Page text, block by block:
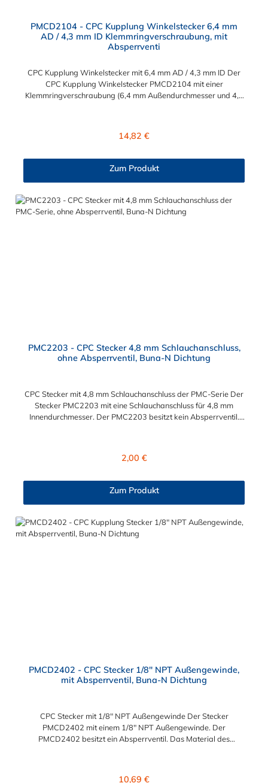
PMCD2104 - CPC Kupplung Winkelstecker 6,4 mm
AD / 4,3 mm ID Klemmringverschraubung, mit
Absperrventi
CPC Kupplung Winkelstecker mit 6,4 mm AD / 4,3 mm ID Der
CPC Kupplung Winkelstecker PMCD2104 mit einer
Klemmringverschraubung (6,4 mm Außendurchmesser und 4,3
mit dem O-Ring, hat ein Maß von ≈ 7,9 mm. Sie können diesen
MC- Serie kombinieren.
Regulärer Preis:
14,82 €
Zum Produkt
PMC2203 - CPC Stecker 4,8 mm Schlauchanschluss,
ohne Absperrventil, Buna-N Dichtung
CPC Stecker mit 4,8 mm Schlauchanschluss der PMC-Serie Der
Stecker PMC2203 mit eine Schlauchanschluss für 4,8 mm
Innendurchmesser. Der PMC2203 besitzt kein Absperrventil.
Kupplungen der PMC-, PMC12- und MC- Serie kombinieren.
Regulärer Preis:
2,00 €
Zum Produkt
PMCD2402 - CPC Stecker 1/8" NPT Außengewinde,
mit Absperrventil, Buna-N Dichtung
CPC Stecker mit 1/8" NPT Außengewinde Der Stecker
PMCD2402 mit einem 1/8" NPT Außengewinde. Der
PMCD2402 besitzt ein Absperrventil. Das Material des
Regulärer Preis:
10,69 €